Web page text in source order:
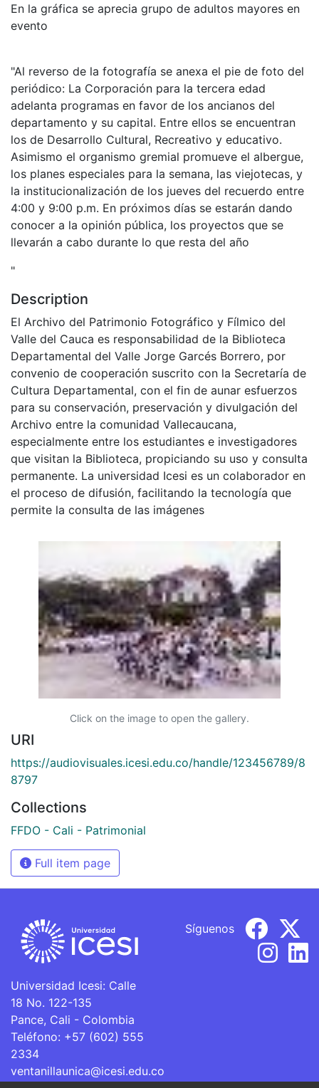
En la gráfica se aprecia grupo de adultos mayores en
evento
"Al reverso de la fotografía se anexa el pie de foto del
periódico: La Corporación para la tercera edad
adelanta programas en favor de los ancianos del
departamento y su capital. Entre ellos se encuentran
los de Desarrollo Cultural, Recreativo y educativo.
Asimismo el organismo gremial promueve el albergue,
los planes especiales para la semana, las viejotecas, y
la institucionalización de los jueves del recuerdo entre
4:00 y 9:00 p.m. En próximos días se estarán dando
conocer a la opinión pública, los proyectos que se
llevarán a cabo durante lo que resta del año
"
Description
El Archivo del Patrimonio Fotográfico y Fílmico del
Valle del Cauca es responsabilidad de la Biblioteca
Departamental del Valle Jorge Garcés Borrero, por
convenio de cooperación suscrito con la Secretaría de
Cultura Departamental, con el fin de aunar esfuerzos
para su conservación, preservación y divulgación del
Archivo entre la comunidad Vallecaucana,
especialmente entre los estudiantes e investigadores
que visitan la Biblioteca, propiciando su uso y consulta
permanente. La universidad Icesi es un colaborador en
el proceso de difusión, facilitando la tecnología que
permite la consulta de las imágenes
Click on the image to open the gallery.
URI
https://audiovisuales.icesi.edu.co/handle/123456789/8
8797
Collections
FFDO - Cali - Patrimonial
Full item page
Universidad Icesi: Calle
18 No. 122-135
Pance, Cali - Colombia
Teléfono: +57 (602) 555
2334
ventanillaunica@icesi.edu.co
Síguenos